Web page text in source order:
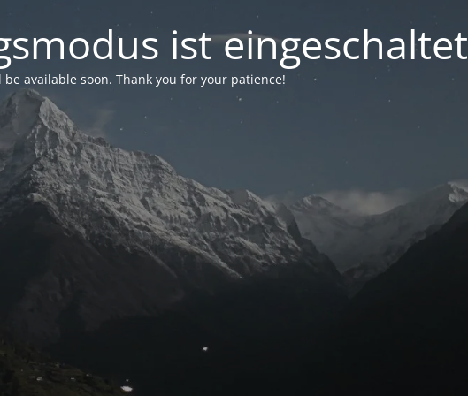
ist eingeschaltet
be available soon. Thank you for your patience!